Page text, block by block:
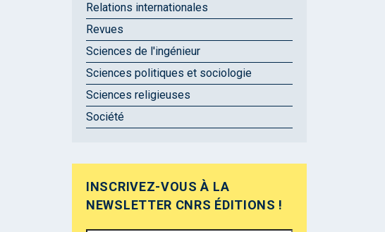
Relations internationales
Revues
Sciences de l'ingénieur
Sciences politiques et sociologie
Sciences religieuses
Société
INSCRIVEZ-VOUS À LA
NEWSLETTER CNRS ÉDITIONS !